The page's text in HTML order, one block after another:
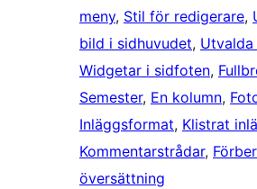
meny, Stil för redigerare,
bild i sidhuvudet,
Widgetar i sidfoten,
Semester, En kolumn,
Inläggsformat, Klistrat
Kommentarstrådar,
översättning